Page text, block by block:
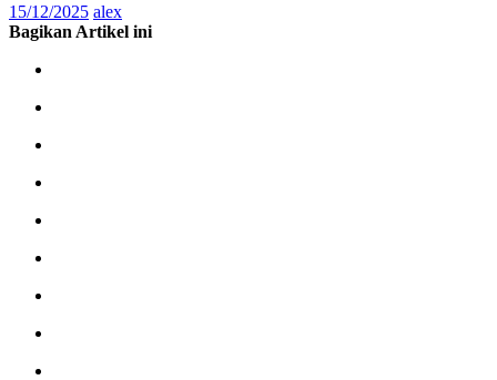
15/12/2025 alex
Bagikan Artikel ini